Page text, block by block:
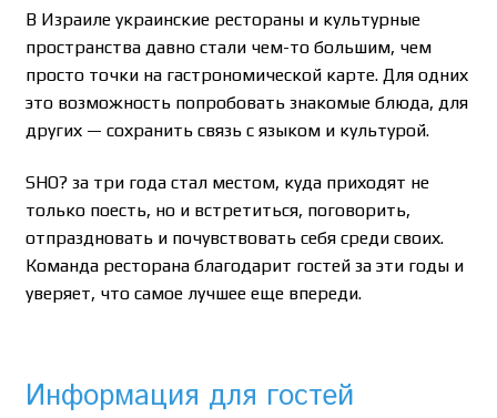
В Израиле украинские рестораны и культурные
пространства давно стали чем-то большим, чем
просто точки на гастрономической карте. Для одних
это возможность попробовать знакомые блюда, для
других — сохранить связь с языком и культурой.
SHO? за три года стал местом, куда приходят не
только поесть, но и встретиться, поговорить,
отпраздновать и почувствовать себя среди своих.
Команда ресторана благодарит гостей за эти годы и
уверяет, что самое лучшее еще впереди.
Информация для гостей